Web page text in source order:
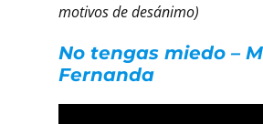
motivos de desánimo)
No tengas miedo –
Fernanda